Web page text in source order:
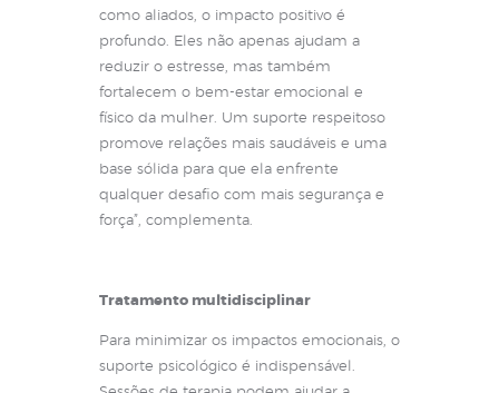
como aliados, o impacto positivo é
profundo. Eles não apenas ajudam a
reduzir o estresse, mas também
fortalecem o bem-estar emocional e
físico da mulher. Um suporte respeitoso
promove relações mais saudáveis e uma
base sólida para que ela enfrente
qualquer desafio com mais segurança e
força”, complementa.
Tratamento multidisciplinar
Para minimizar os impactos emocionais, o
suporte psicológico é indispensável.